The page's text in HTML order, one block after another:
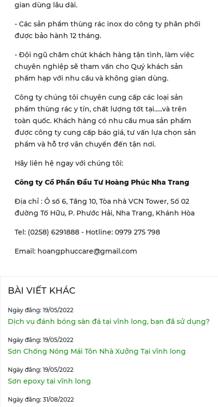
gian dùng lâu dài.
- Các sản phẩm thùng rác inox do công ty phân phối
được bảo hành 12 tháng.
- Đội ngũ chăm chút khách hàng tận tình, làm việc
chuyên nghiệp sẽ tham vấn cho Quý khách sản
phẩm hạp với nhu cầu và không gian dùng.
Công ty chúng tôi chuyên cung cấp các loại sản
phẩm thùng rác y tín, chất lượng tốt tại…..và trên
toàn quốc. Khách hàng có nhu cầu mua sản phẩm
được công ty cung cấp báo giá, tư vấn lựa chọn sản
phẩm và hỗ trợ vận chuyển đến tận nơi.
Hãy liên hệ ngay với chúng tôi:
Công ty Cổ Phần Đầu Tư Hoàng Phúc Nha Trang
Địa chỉ : Ô số 6, Tầng 10, Tòa nhà VCN Tower, Số 02
đường Tố Hữu, P. Phước Hải, Nha Trang, Khánh Hòa
Tel: (0258) 6291888 - Hotline: 0979 275 798
Email: hoangphuccare@gmail.com
BÀI VIẾT KHÁC
Ngày đăng: 19/05/2022
Dịch vụ đánh bóng sàn đá tại vĩnh long, bạn đã sử dụng?
Ngày đăng: 19/05/2022
Sơn Chống Nóng Mái Tôn Nhà Xưởng Tại vĩnh long
Ngày đăng: 19/05/2022
Sơn epoxy tại vĩnh long
Ngày đăng: 31/08/2022